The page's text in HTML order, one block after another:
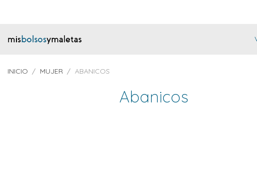
INICIO MUJER ABANICOS
Abanicos